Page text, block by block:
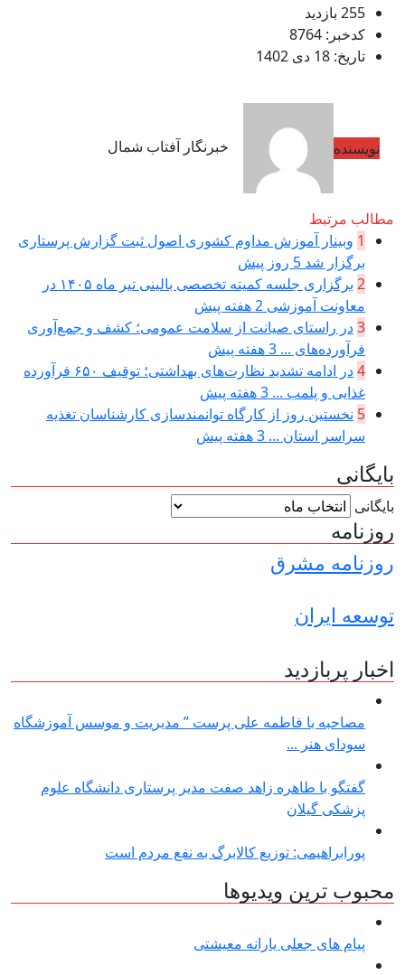
255 بازدید
کدخبر: 8764
تاریخ: 18 دی 1402
نویسنده خبرنگار آفتاب شمال
مطالب مرتبط
1 وبینار آموزش مداوم کشوری اصول ثبت گزارش پرستاری
برگزار شد 5 روز پیش
2
برگزاری جلسه کمیته تخصصی بالینی تیر ماه ۱۴۰۵ در
معاونت آموزشی 2 هفته پیش
3در راستای صیانت از سلامت عمومی؛ کشف و جمع‌آوری
فرآورده‌های ... 3 هفته پیش
4
در ادامه تشدید نظارت‌های بهداشتی؛ توقیف ۶۵۰ فرآورده
غذایی و پلمب ... 3 هفته پیش
5 نخستین روز از کارگاه توانمندسازی کارشناسان تغذیه
سراسر استان ... 3 هفته پیش
بایگانی
بایگانی
روزنامه
روزنامه مشرق
توسعه ایران
اخبار پربازدید
مصاحبه با فاطمه علی پرست ” مدیریت و موسس آموزشگاه
سودای هنر ...
گفتگو با طاهره زاهد صفت مدیر پرستاری دانشگاه علوم
پزشکی گیلان
پورابراهیمی: توزیع کالابرگ به نفع مردم است
محبوب ترین ویدیوها
پیام های جعلی یارانه معیشتی